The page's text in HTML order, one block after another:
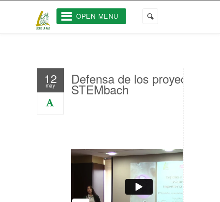
OPEN MENU
12
may Defensa de los proyectos
STEMbach